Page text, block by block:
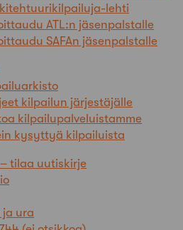
lehti
ATL:n jäsenpalstalle
SAFAn jäsenpalstalle
kilpailun järjestäjälle
kilpailupalveluistamme
kysyttyä kilpailuista
tilaa uutiskirje
ja ura